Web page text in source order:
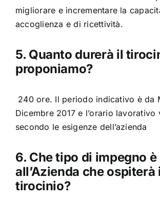
migliorare e incrementare la
accoglienza e di ricettività.
5. Quanto durerà il
proponiamo?
240 ore. Il periodo indicativo è da
Dicembre 2017 e l’orario lavorativo
secondo le esigenze dell’azienda
6. Che tipo di impegno
all’Azienda che ospiterà
tirocinio?